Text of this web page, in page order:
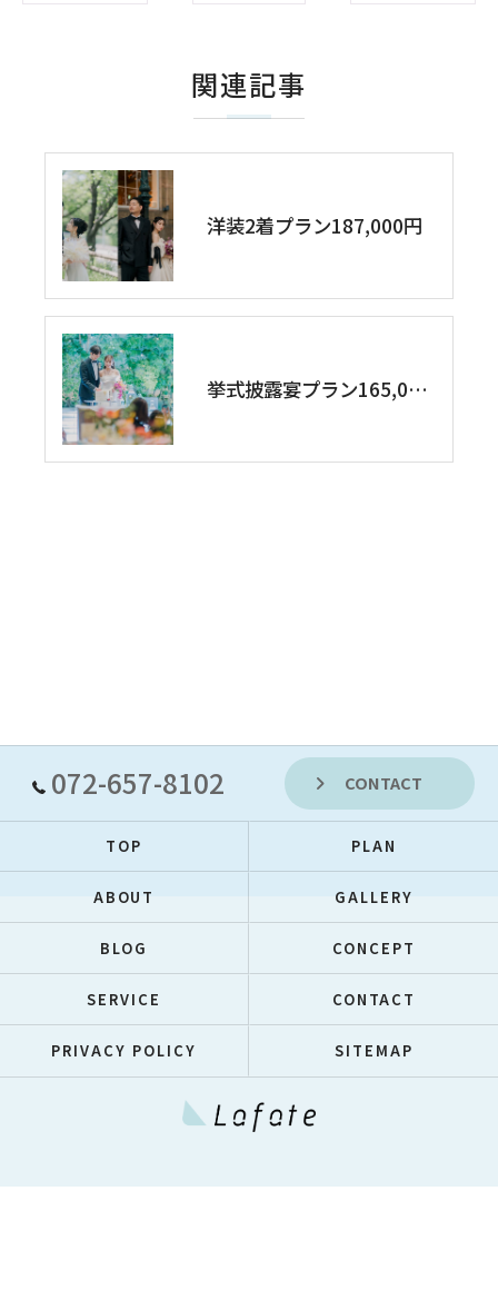
関連記事
洋装2着プラン187,000円
挙式披露宴プラン165,000円
072-657-8102 CONTACT
TOP PLAN
ABOUT GALLERY
BLOG CONCEPT
SERVICE CONTACT
PRIVACY POLICY SITEMAP